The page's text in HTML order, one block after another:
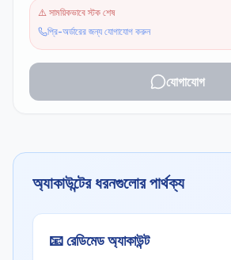
⚠️ সাময়িকভাবে স্টক শেষ
প্রি-অর্ডারের জন্য যোগাযোগ করুন
যোগাযোগ
অ্যাকাউন্টের ধরনগুলোর পার্থক্য
📧রেডিমেড অ্যাকাউন্ট